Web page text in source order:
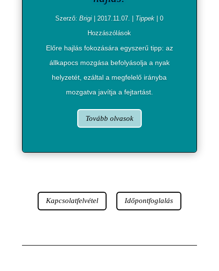
Szerző:Brigi |2017.11.07. Tippek | 0
Hozzászólások
Előre hajlás fokozására egyszerű tipp: az
állkapocs mozgása befolyásolja a nyak
helyzetét, ezáltal a megfelelő irányba
mozgatva javítja a fejtartást.
Tovább olvasok
Kapcsolatfelvétel Időpontfoglalás